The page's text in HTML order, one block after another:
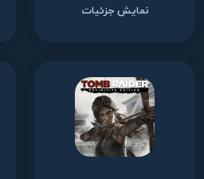
نمایش جزئیات